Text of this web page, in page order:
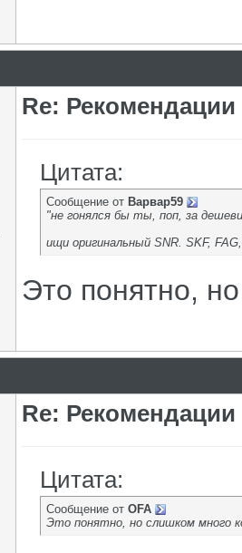
Re:
Цитата:
Сообщение от Варвар59
"не гонялся бы ты, поп, за
ищи оригинальный SNR. SKF,
Это понятно,
Re:
Цитата:
Сообщение от OFA
Это понятно, но слишком много